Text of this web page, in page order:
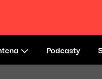
Podcasty